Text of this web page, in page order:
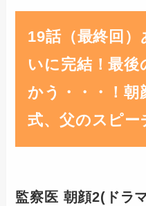
19話（最終回
いに完結！最後
かう・・・！朝
式、父のスピー
監察医 朝顔2(ドラ